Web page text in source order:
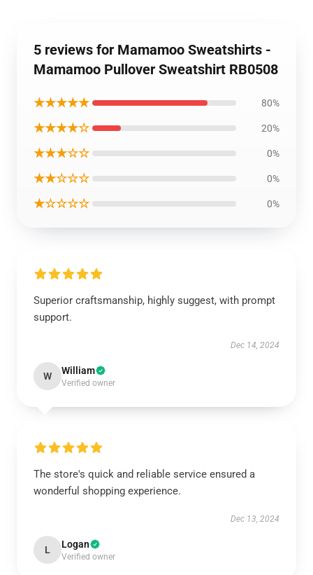
5 reviews for Mamamoo Sweatshirts -
Mamamoo Pullover Sweatshirt RB0508
★★★★★ 80%
★★★★☆ 20%
★★★☆☆ 0%
★★☆☆☆ 0%
★☆☆☆☆ 0%
Superior craftsmanship, highly suggest, with prompt
support.
Dec 14, 2024
W William
Verified owner
The store's quick and reliable service ensured a
wonderful shopping experience.
Dec 13, 2024
L Logan
Verified owner